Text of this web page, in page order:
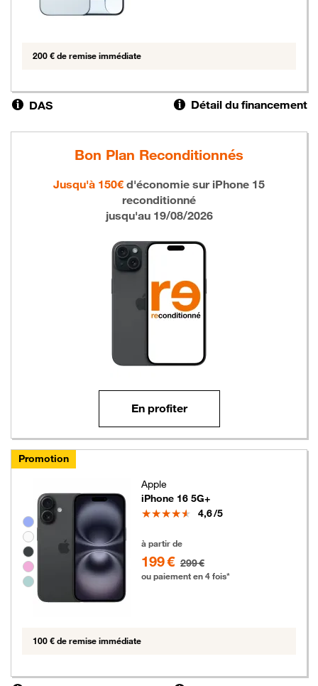
200 € de remise immédiate
DAS Détail du financement
Bon Plan Reconditionnés
Jusqu'à 150€ d'économie sur iPhone 15
reconditionné
jusqu'au 19/08/2026
En profiter
Promotion
Groupe de couleurs disponibles non sélectionnables
Apple
iPhone 16 5G+
Note
4,6/5
à partir de
199 € 299 €
ou paiement en 4 fois*
100 € de remise immédiate